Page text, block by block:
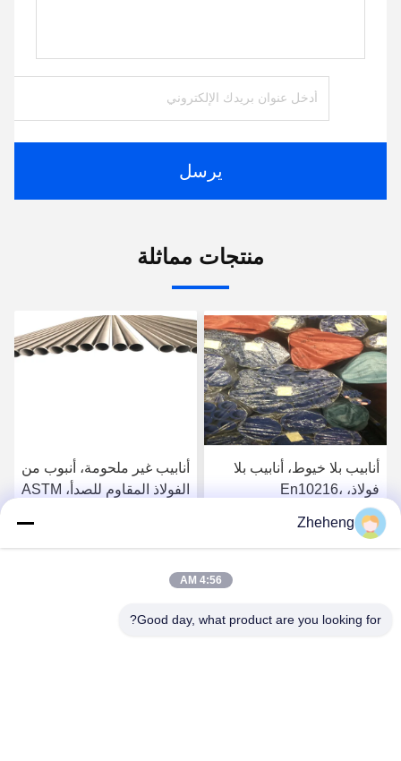
يرسل
منتجات مماثلة
أنابيب بلا خيوط، أنابيب بلا
فولاذ، En10216،
SS304/316L، Od 88.9mm،
Sch40، أنابيب الغلاية
احصل على افضل سعر
أنابيب غير ملحومة، أنبوب من
الفولاذ المقاوم للصدأ، ASTM
الزمني 40، أنابيب الغلاياتاحصل على افضل سعر
Zheheng
4:56 AM
Good day, what product are you looking for?